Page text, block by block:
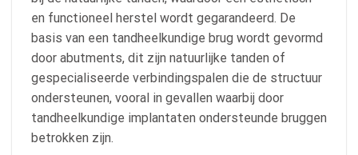
en functioneel herstel wordt gegarandeerd. De
basis van een tandheelkundige brug wordt gevormd
door abutments, dit zijn natuurlijke tanden of
gespecialiseerde verbindingspalen die de structuur
ondersteunen, vooral in gevallen waarbij door
tandheelkundige implantaten ondersteunde bruggen
betrokken zijn.